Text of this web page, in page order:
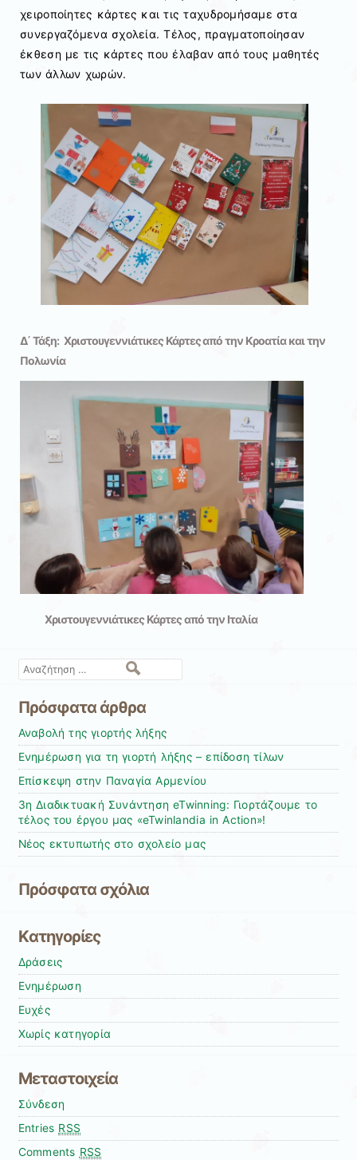
χειροποίητες κάρτες και τις ταχυδρομήσαμε στα
συνεργαζόμενα σχολεία. Τέλος, πραγματοποίησαν
έκθεση με τις κάρτες που έλαβαν από τους μαθητές
των άλλων χωρών.
Δ΄ Τάξη: Χριστουγεννιάτικες Κάρτες από την Κροατία και την
Πολωνία
Χριστουγεννιάτικες Κάρτες από την Ιταλία
Αναζήτηση
Πρόσφατα άρθρα
Αναβολή της γιορτής λήξης
Ενημέρωση για τη γιορτή λήξης – επίδοση τίλων
Επίσκεψη στην Παναγία Αρμενίου
3η Διαδικτυακή Συνάντηση eTwinning: Γιορτάζουμε το
τέλος του έργου μας «eTwinlandia in Action»!
Νέος εκτυπωτής στο σχολείο μας
Πρόσφατα σχόλια
Kατηγορίες
Δράσεις
Ενημέρωση
Ευχές
Χωρίς κατηγορία
Μεταστοιχεία
Σύνδεση
Entries RSS
Comments RSS